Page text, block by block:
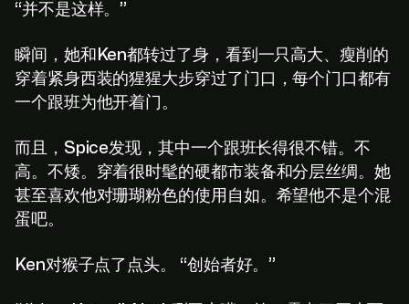
“并不是这样。”
瞬间，她和Ken都转过了身，看到一只高大、瘦削的
穿着紧身西装的猩猩大步穿过了门口，每个门口都有
一个跟班为他开着门。
而且，Spice发现，其中一个跟班长得很不错。不
高。不矮。穿着很时髦的硬都市装备和分层丝绸。她
甚至喜欢他对珊瑚粉色的使用自如。希望他不是个混
蛋吧。
Ken对猴子点了点头。 “创始者好。”